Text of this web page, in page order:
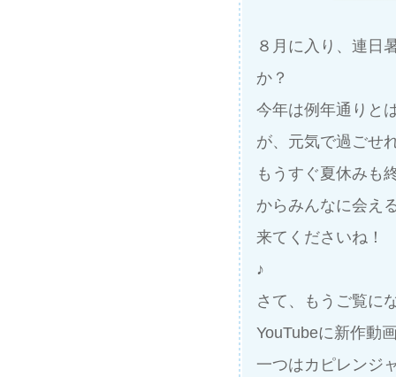
８月に入り、連日
か？
今年は例年通りと
が、元気で過ごせ
もうすぐ夏休みも
からみんなに会え
来てくださいね！
♪
さて、もうご覧に
YouTubeに新作動
一つはカピレンジ